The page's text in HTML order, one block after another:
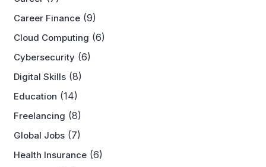
Career Finance (9)
Cloud Computing (6)
Cybersecurity (6)
Digital Skills (8)
Education (14)
Freelancing (8)
Global Jobs (7)
Health Insurance (6)